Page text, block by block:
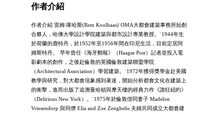
作者介紹
作者介紹 雷姆‧庫哈斯(Rem Koolhaas)˙OMA大都會建築事務所始創
合夥人，哈佛大學設計學院建築與都市設計專業教授。˙1944年生
於荷蘭的鹿特丹，於1952年至1956年間在印尼生活，目前定居阿
姆斯特丹。˙早年曾任《海牙郵報》（Haagse Post）記者並投入電
影劇本的創作，之後赴倫敦的英國倫敦建築聯盟學院
（Architectural Association）學習建築。˙1972年獲得獎學金赴美國
教學與研究，對大都會現象感到著迷，開始分析都會文化在建築上
的衝擊，進而出版了追溯曼哈頓與摩天樓的經典力作《譫狂紐約》
（Delirious New York）。˙1975年於倫敦偕同妻子 Madelon
Vriesendorp 與同儕 Elia and Zoe Zenghelis 夫婦共同成立大都會建